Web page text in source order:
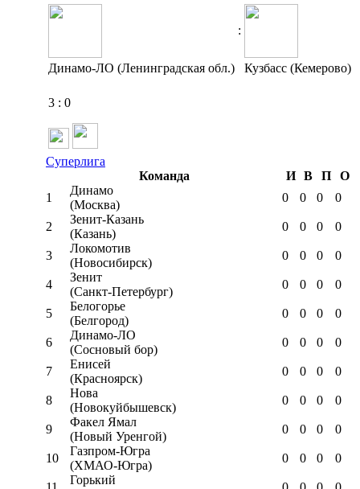
:
Динамо-ЛО (Ленинградская обл.) Кузбасс (Кемерово)
3 : 0
Суперлига
Команда
И В П
О
1
Динамо
(Москва)
0 0 0 0
2
Зенит-Казань
(Казань)
0 0 0 0
3
Локомотив
(Новосибирск)
0 0 0 0
4
Зенит
(Санкт-Петербург)
0 0 0 0
5
Белогорье
(Белгород)
0 0 0 0
6
Динамо-ЛО
(Сосновый бор)
0 0 0 0
7
Енисей
(Красноярск)
0 0 0 0
8
Нова
(Новокуйбышевск)
0 0 0 0
9
Факел Ямал
(Новый Уренгой)
0 0 0 0
10
Газпром-Югра
(ХМАО-Югра)
0 0 0 0
Горький